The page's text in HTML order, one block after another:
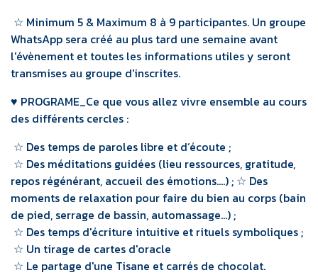
☆ Minimum 5 & Maximum 8 à 9 participantes. Un groupe
WhatsApp sera créé au plus tard une semaine avant
l'évènement et toutes les informations utiles y seront
transmises au groupe d'inscrites.
♥ PROGRAME_Ce que vous allez vivre ensemble au cours
des différents cercles :
☆ Des temps de paroles libre et d’écoute ;
☆ Des méditations guidées (lieu ressources, gratitude,
repos régénérant, accueil des émotions….) ; ☆ Des
moments de relaxation pour faire du bien au corps (bain
de pied, serrage de bassin, automassage...) ;
☆ Des temps d'écriture intuitive et rituels symboliques ;
☆ Un tirage de cartes d'oracle
☆ Le partage d'une Tisane et carrés de chocolat. ​